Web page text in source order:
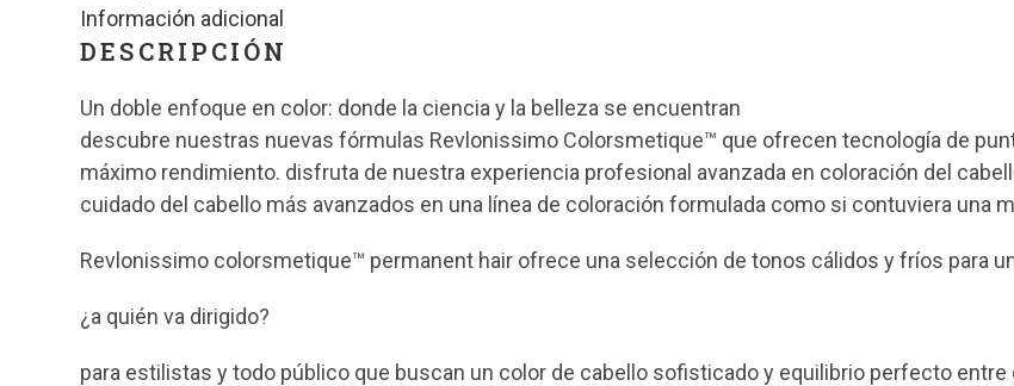
Información adicional
DESCRIPCIÓN
Un doble enfoque en color: donde la ciencia y la belleza se encuentran
descubre nuestras nuevas fórmulas Revlonissimo Colorsmetique™ que ofrecen tecnología de
máximo rendimiento. disfruta de nuestra experiencia profesional avanzada en coloración del
cuidado del cabello más avanzados en una línea de coloración formulada como si contuviera una
Revlonissimo colorsmetique™ permanent hair ofrece una selección de tonos cálidos y fríos para
¿a quién va dirigido?
para estilistas y todo público que buscan un color de cabello sofisticado y equilibrio perfecto